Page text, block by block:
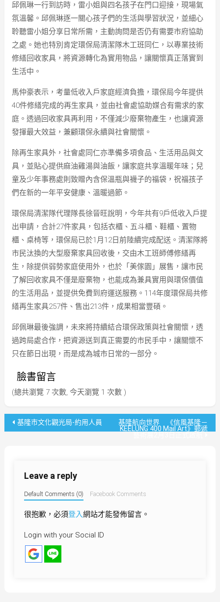
邱佩琳一行到訪時，雷小姐與四名孩子在門口迎接，現場氣
氛溫馨。邱佩琳逐一關心孩子們的生活與學習狀況，並細心
聆聽雷小姐分享日常所需，主動詢問是否仍有需要市府協助
之處。她也特別肯定環保局清潔隊木工班同仁，以專業技術
修繕回收家具，將資源轉化為實用物品，讓關懷真正落實到
生活中。
馬仲豪表示，考量低收入戶家庭經濟負擔，環保局今年提供
40件修繕完成的再生家具，並由社會處協助媒合有需求的家
庭。透過回收家具再利用，不僅減少廢棄物產生，也讓資源
發揮最大效益，兼顧環保永續與社會關懷。
除再生家具外，社會處同仁亦準備多項食品、生活用品與文
具，並貼心提供麻油雞湯與油飯，讓家庭共享溫暖年味；兒
童及少年事務處則致贈內含保溫瓶與襪子的福袋，祝福孩子
們在新的一年平安健康、溫暖過節。
環保局清潔隊代理隊長徐晉旺說明，今年共有9戶低收入戶提
出申請，合計27件家具，包括衣櫃、五斗櫃、鞋櫃、置物
櫃、桌椅等，環保局已於1月12日前陸續完成配送。清潔隊將
市民汰換的大型廢棄家具回收後，交由木工班師傅修繕再
生，除提供弱勢家庭使用外，也於「美傢園」展售，讓市民
了解回收家具不僅是廢棄物，也能成為兼具實用與環保價值
的生活用品，並提供免費到府運送服務。114年度環保局共修
繕再生家具257件、售出213件，成果相當豐碩。
邱佩琳最後強調，未來將持續結合環保政策與社會關懷，透
過跨局處合作，把資源送到真正需要的市民手中，讓關懷不
只在節日出現，而是成為城市日常的一部分。
臉書留言
(總共瀏覽 7 次數, 今天瀏覽 1 次數 )
文基隆市文化觀光局-約用人員
基隆航向世界 《信風基隆－
KEELUNG 400 Mail Art》郵遞
Leave a reply
Default Comments (0) Facebook Comments
很抱歉，必須登入網站才能發佈留言。
Login with your Social ID